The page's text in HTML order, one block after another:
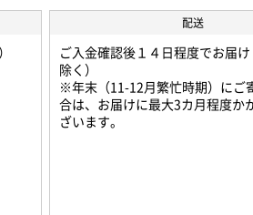
配送
ご入金確認後１４日程度でお届
除く）
※年末（11-12月繁忙時期）にご
合は、お届けに最大3カ月程度か
ざいます。